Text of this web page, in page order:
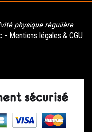
physique régulière
- Mentions légales & CGU